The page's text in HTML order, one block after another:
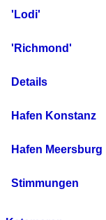
'Lodi'
'Richmond'
Details
Hafen Konstanz
Hafen Meersburg
Stimmungen